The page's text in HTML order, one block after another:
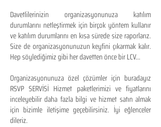
Davetlilerinizin organizasyonunuza katılım
durumlarını netleştirmek için birçok yöntem kullanır
ve katılım durumlarını en kısa sürede size raporlarız.
Size de organizasyonunuzun keyfini çıkarmak kalır.
Hep söylediğimiz gibi her davetten önce bir LCV...
Organizasyonunuza özel çözümler için buradayız
RSVP SERVİSİ Hizmet paketlerimizi ve fiyatlarını
inceleyebilir daha fazla bilgi ve hizmet satın almak
için bizimle iletişime geçebilirsiniz. İyi eğlenceler
dileriz.